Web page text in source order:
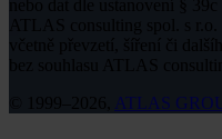
včetně převzetí, šíření či
ATLAS